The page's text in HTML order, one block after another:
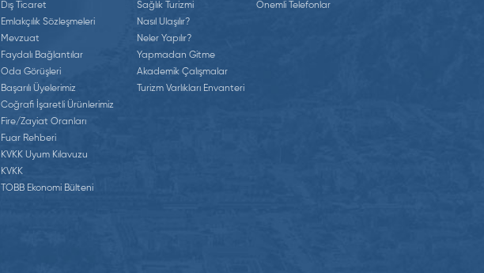
Dış Ticaret
Emlakçılık Sözleşmeleri
Mevzuat
Faydalı Bağlantılar
Oda Görüşleri
Başarılı Üyelerimiz
Coğrafi İşaretli Ürünlerimiz
Fire/Zayiat Oranları
Fuar Rehberi
KVKK Uyum Kılavuzu
KVKK
TOBB Ekonomi Bülteni
Sağlık Turizmi
Nasıl Ulaşılır?
Neler Yapılır?
Yapmadan Gitme
Akademik Çalışmalar
Turizm Varlıkları Envanteri
Önemli Telefonlar